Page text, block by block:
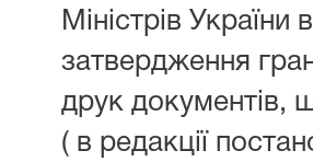
Міністрів
затвердження
друк документів,
( в редакції